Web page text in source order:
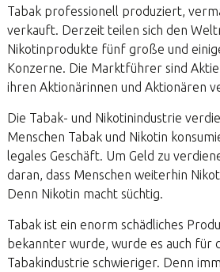
Tabak professionell produziert,
verkauft. Derzeit teilen sich den
Nikotinprodukte fünf große und
Konzerne. Die Marktführer sind
ihren Aktionärinnen und Aktionären
Die Tabak- und Nikotinindustrie
Menschen Tabak und Nikotin
legales Geschäft. Um Geld zu
daran, dass Menschen weiterhin
Denn Nikotin macht süchtig.
Tabak ist ein enorm schädliches
bekannter wurde, wurde es auch für
Tabakindustrie schwieriger. Denn